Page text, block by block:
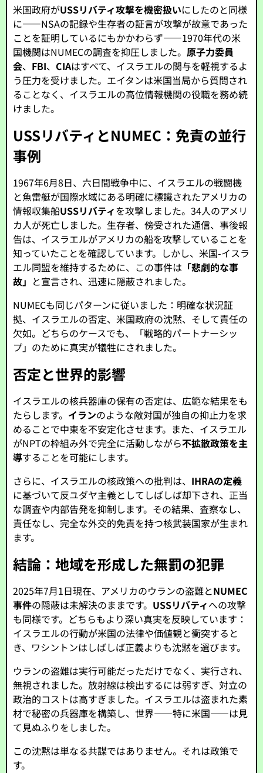
米国政府がUSSリバティ攻撃を機密扱いにしたのと同様
に——NSAの記録や生存者の証言が攻撃が故意であった
ことを証明しているにもかかわらず——1970年代の米
国機関はNUMECの調査を抑圧しました。原子力委員
会、 FBI、CIAはすべて、イスラエルの関与を軽視するよ
う圧力を受けました。エイタンは米国当局から質問され
ることなく、イスラエルの高位情報機関の役職を務め続
けました。
USSリバティとNUMEC：免責の並行
事例
1967年6月8日、六日間戦争中に、イスラエルの戦闘機
と魚雷艇が国際水域にある明確に標識されたアメリカの
情報収集船USSリバティを攻撃しました。34人のアメリ
カ人が死亡しました。生存者、傍受された通信、事後報
告は、イスラエルがアメリカの船を攻撃していることを
知っていたことを確認しています。しかし、米国-イスラ
エル同盟を維持するために、この事件は 「悲劇的な事
故」 と宣言され、迅速に隠蔽されました。
NUMECも同じパターンに従いました：明確な状況証
拠、イスラエルの否定、米国政府の沈黙、そして責任の
欠如。どちらのケースでも、「戦略的パートナーシッ
プ」のために真実が犠牲にされました。
否定と世界的影響
イスラエルの核兵器庫の保有の否定は、広範な結果をも
たらします。 イランのような敵対国が独自の抑止力を求
めることで中東を不安定化させます。また、イスラエル
がNPTの枠組み外で完全に活動しながら不拡散政策を主
導することを可能にします。
さらに、イスラエルの核政策への批判は、 IHRAの定義
に基づいて反ユダヤ主義としてしばしば却下され、正当
な調査や内部告発を抑制します。その結果、査察なし、
責任なし、完全な外交的免責を持つ核武装国家が生まれ
ます。
結論：地域を形成した無罰の犯罪
2025年7月1日現在、アメリカのウランの盗難とNUMEC
事件の隠蔽は未解決のままです。 USSリバティへの攻撃
も同様です。どちらもより深い真実を反映しています：
イスラエルの行動が米国の法律や価値観と衝突すると
き、ワシントンはしばしば正義よりも沈黙を選びます。
ウランの盗難は実行可能だっただけでなく、実行され、
無視されました。放射線は検出するには弱すぎ、対立の
政治的コストは高すぎました。イスラエルは盗まれた素
材で秘密の兵器庫を構築し、世界——特に米国——は見
て見ぬふりをしました。
この沈黙は単なる共謀ではありません。それは政策で
す。